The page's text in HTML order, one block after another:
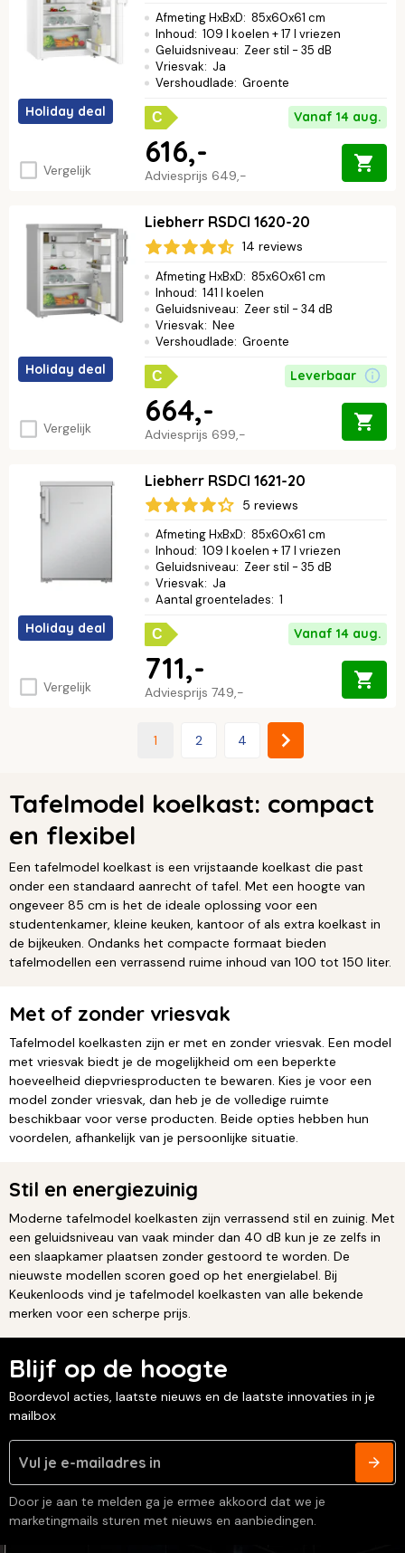
Holiday deal
Vergelijk
Afmeting HxBxD: 85x60x61 cm
Inhoud: 109 l koelen + 17 l vriezen
Geluidsniveau: Zeer stil - 35 dB
Vriesvak: Ja
Vershoudlade: Groente
C Vanaf 14 aug.
Adviesprijs 649,-
616,-
Holiday deal
Vergelijk
Liebherr RSDCI 1620-20
14 reviews
Afmeting HxBxD: 85x60x61 cm
Inhoud: 141 l koelen
Geluidsniveau: Zeer stil - 34 dB
Vriesvak: Nee
Vershoudlade: Groente
C Leverbaar
Adviesprijs 699,-
664,-
Holiday deal
Vergelijk
Liebherr RSDCI 1621-20
5 reviews
Afmeting HxBxD: 85x60x61 cm
Inhoud: 109 l koelen + 17 l vriezen
Geluidsniveau: Zeer stil - 35 dB
Vriesvak: Ja
Aantal groentelades: 1
C Vanaf 14 aug.
Adviesprijs 749,-
711,-
1 2 4
Tafelmodel koelkast: compact
en flexibel
Een tafelmodel koelkast is een vrijstaande koelkast die past
onder een standaard aanrecht of tafel. Met een hoogte van
ongeveer 85 cm is het de ideale oplossing voor een
studentenkamer, kleine keuken, kantoor of als extra koelkast in
de bijkeuken. Ondanks het compacte formaat bieden
tafelmodellen een verrassend ruime inhoud van 100 tot 150 liter.
Met of zonder vriesvak
Tafelmodel koelkasten zijn er met en zonder vriesvak. Een model
met vriesvak biedt je de mogelijkheid om een beperkte
hoeveelheid diepvriesproducten te bewaren. Kies je voor een
model zonder vriesvak, dan heb je de volledige ruimte
beschikbaar voor verse producten. Beide opties hebben hun
voordelen, afhankelijk van je persoonlijke situatie.
Stil en energiezuinig
Moderne tafelmodel koelkasten zijn verrassend stil en zuinig. Met
een geluidsniveau van vaak minder dan 40 dB kun je ze zelfs in
een slaapkamer plaatsen zonder gestoord te worden. De
nieuwste modellen scoren goed op het energielabel. Bij
Keukenloods vind je tafelmodel koelkasten van alle bekende
merken voor een scherpe prijs.
Blijf op de hoogte
Boordevol acties, laatste nieuws en de laatste innovaties in je
mailbox
Door je aan te melden ga je ermee akkoord dat we je
marketingmails sturen met nieuws en aanbiedingen.